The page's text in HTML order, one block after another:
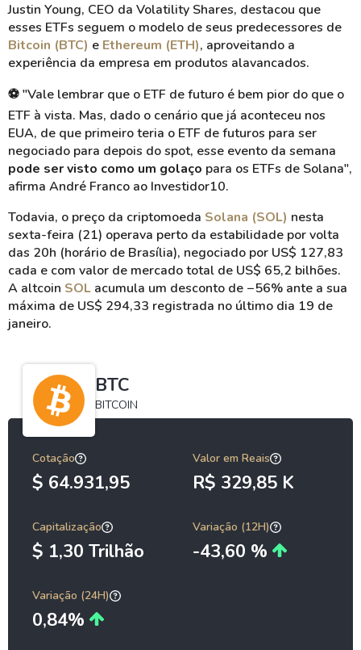
Justin Young, CEO da Volatility Shares, destacou que
esses ETFs seguem o modelo de seus predecessores de
Bitcoin (BTC) e Ethereum (ETH), aproveitando a
experiência da empresa em produtos alavancados.
⚽"Vale lembrar que o ETF de futuro é bem pior do que o
ETF à vista. Mas, dado o cenário que já aconteceu nos
EUA, de que primeiro teria o ETF de futuros para ser
negociado para depois do spot, esse evento da semana
pode ser visto como um golaço para os ETFs de Solana",
afirma André Franco ao Investidor10.
Todavia, o preço da criptomoeda Solana (SOL) nesta
sexta-feira (21) operava perto da estabilidade por volta
das 20h (horário de Brasília), negociado por US$ 127,83
cada e com valor de mercado total de US$ 65,2 bilhões.
A altcoin SOL acumula um desconto de −56% ante a sua
máxima de US$ 294,33 registrada no último dia 19 de
janeiro.
BTC
BITCOIN
Cotação
$ 64.931,95
Valor em Reais
R$ 329,85 K
Capitalização
$ 1,30 Trilhão
Variação (12H)
-43,60 %
Variação (24H)
0,84%